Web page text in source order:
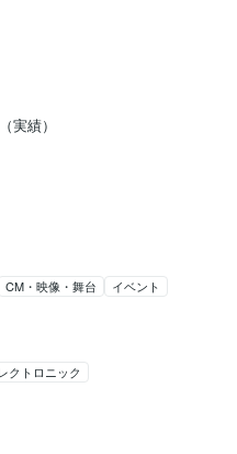
実績）
CM・映像・舞台
イベント
クトロニック